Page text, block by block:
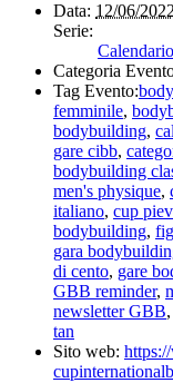
Data: 12/06/2022
Serie:
Categoria
Tag Evento:
femminile,
bodybuilding,
gare cibb,
bodybuilding
men's physique,
italiano, cup
bodybuilding,
gara
di cento, gare
GBB reminder,
newsletter GBB,
tan
Sito web: